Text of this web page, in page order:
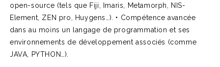
open-source (tels que Fiji, Imaris, Metamorph, NIS-
Element, ZEN pro, Huygens…). • Compétence avancée
dans au moins un langage de programmation et ses
environnements de développement associés (comme
JAVA, PYTHON…).